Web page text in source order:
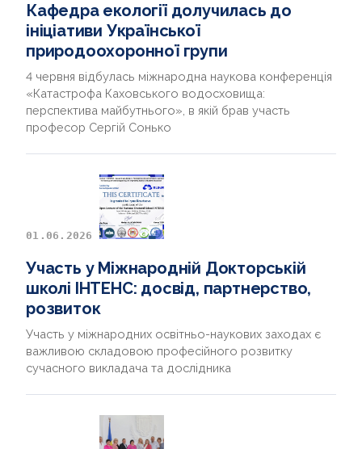
Кафедра екології долучилась до
ініціативи Української
природоохоронної групи
4 червня відбулась міжнародна наукова конференція
«Катастрофа Каховського водосховища:
перспектива майбутнього», в якій брав участь
професор Сергій Сонько
01.06.2026
Участь у Міжнародній Докторській
школі ІНТЕНС: досвід, партнерство,
розвиток
Участь у міжнародних освітньо-наукових заходах є
важливою складовою професійного розвитку
сучасного викладача та дослідника